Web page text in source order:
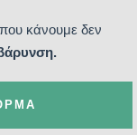
κάνουμε δεν